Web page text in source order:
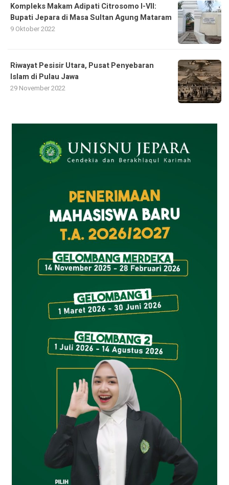
Kompleks Makam Adipati Citrosomo I-VII:
Bupati Jepara di Masa Sultan Agung Mataram
9 Oktober 2022
Riwayat Pesisir Utara, Pusat Penyebaran
Islam di Pulau Jawa
29 November 2022